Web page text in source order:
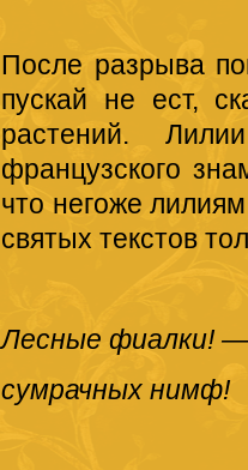
После разрыва
пускай не ест,
растений.
французского
что негоже
святых текстов
Лесные фиалки! —
сумрачных нимф!